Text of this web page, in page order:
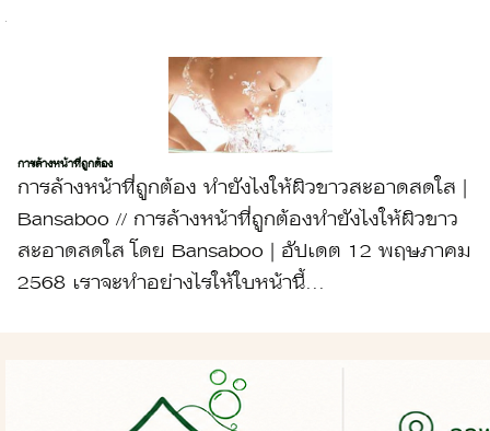
การล้างหน้าที่ถูกต้อง
การล้างหน้าที่ถูกต้อง ทำยังไงให้ผิวขาวสะอาดสดใส |
Bansaboo // การล้างหน้าที่ถูกต้องทำยังไงให้ผิวขาว
สะอาดสดใส โดย Bansaboo | อัปเดต 12 พฤษภาคม
2568 เราจะทำอย่างไรให้ใบหน้านี้...